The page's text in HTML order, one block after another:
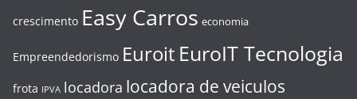
crescimento Easy Carros economia
Empreendedorismo Euroit EuroIT Tecnologia
frota IPVA locadora locadora de veiculos